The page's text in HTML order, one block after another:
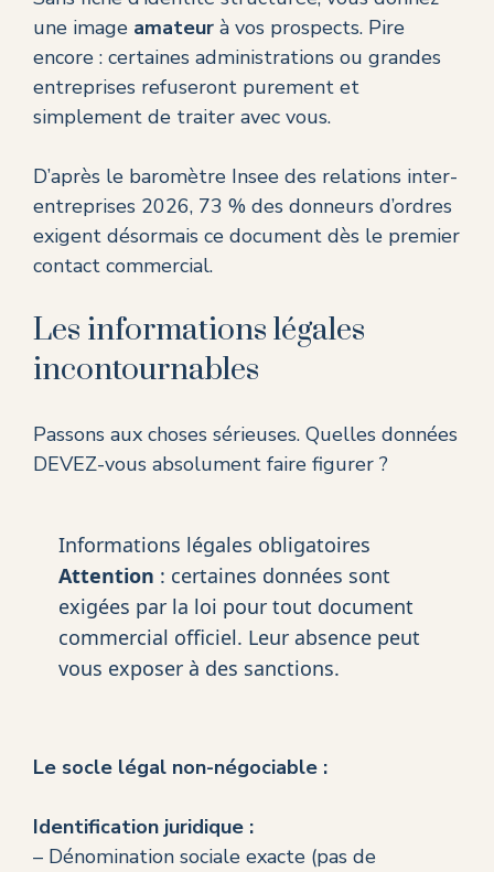
une image amateur à vos prospects. Pire
encore : certaines administrations ou grandes
entreprises refuseront purement et
simplement de traiter avec vous.
D’après le baromètre Insee des relations inter-
entreprises 2026, 73 % des donneurs d’ordres
exigent désormais ce document dès le premier
contact commercial.
Les informations légales
incontournables
Passons aux choses sérieuses. Quelles données
DEVEZ-vous absolument faire figurer ?
Informations légales obligatoires
Attention : certaines données sont
exigées par la loi pour tout document
commercial officiel. Leur absence peut
vous exposer à des sanctions.
Le socle légal non-négociable :
Identification juridique :
– Dénomination sociale exacte (pas de